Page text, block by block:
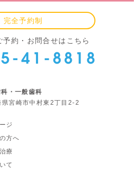
完全予約制
予約・お問合せはこちら
・一般歯科
宮崎市中村東2丁目2-2
ジ
方へ
療
て